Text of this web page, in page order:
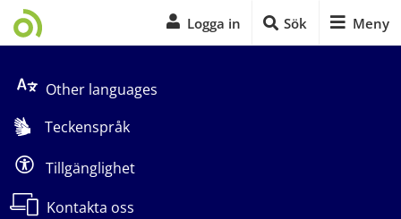
Logga in Sök Meny
Other languages
Teckenspråk
Tillgänglighet
Kontakta oss